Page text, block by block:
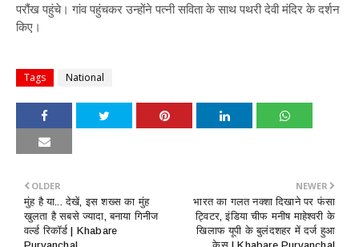
परौंख पहुंचे। गांव पहुंचकर उन्होंने पत्नी सविता के साथ पथरी देवी मंदिर के दर्शन
किए।
Tags National
NEWER
भारत का गलत नक्शा दिखाने पर फंसा
ट्विटर, इंडिया चीफ मनीष माहेश्वरी के
खिलाफ यूपी के बुलंदशहर में दर्ज हुआ
OLDER
मुंह है या... देखें, इस शख्स का मुंह
खुलता है सबसे ज्यादा, बनाया गिनीज
वर्ल्ड रिकॉर्ड | Khabare